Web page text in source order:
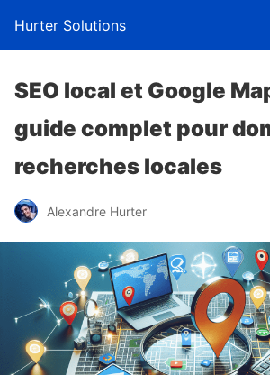
Hurter Solutions
SEO local et Google
guide complet pour
recherches locales
Alexandre Hurter